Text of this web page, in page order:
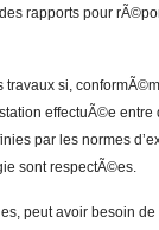
rapports pour
si,
effectuÃ©e
par les normes
sont respectÃ©es.
peut avoir besoin